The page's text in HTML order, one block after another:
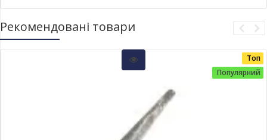
Рекомендовані товари
Топ
Популярний